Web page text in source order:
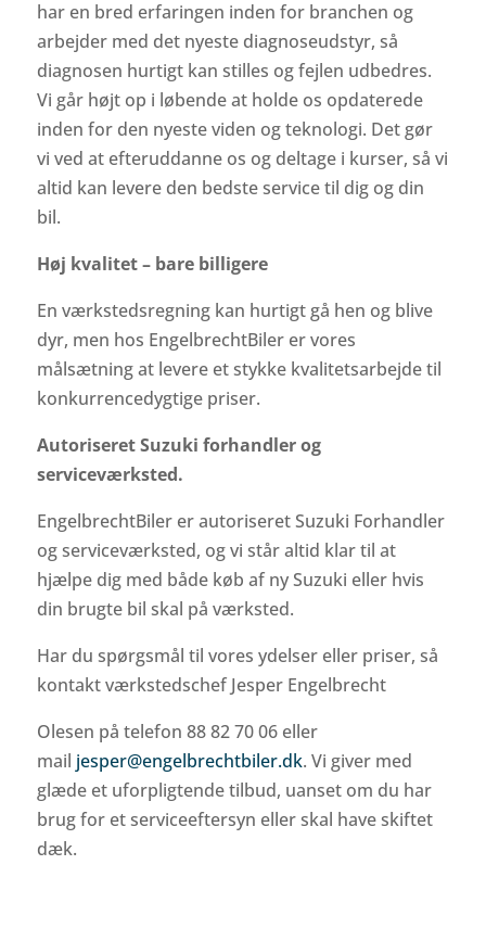
har en bred erfaringen inden for branchen og
arbejder med det nyeste diagnoseudstyr, så
diagnosen hurtigt kan stilles og fejlen udbedres.
Vi går højt op i løbende at holde os opdaterede
inden for den nyeste viden og teknologi. Det gør
vi ved at efteruddanne os og deltage i kurser, så vi
altid kan levere den bedste service til dig og din
bil.
Høj kvalitet – bare billigere
En værkstedsregning kan hurtigt gå hen og blive
dyr, men hos EngelbrechtBiler er vores
målsætning at levere et stykke kvalitetsarbejde til
konkurrencedygtige priser.
Autoriseret Suzuki forhandler og
serviceværksted.
EngelbrechtBiler er autoriseret Suzuki Forhandler
og serviceværksted, og vi står altid klar til at
hjælpe dig med både køb af ny Suzuki eller hvis
din brugte bil skal på værksted.
Har du spørgsmål til vores ydelser eller priser, så
kontakt værkstedschef Jesper Engelbrecht
Olesen på telefon 88 82 70 06 eller
mail jesper@engelbrechtbiler.dk. Vi giver med
glæde et uforpligtende tilbud, uanset om du har
brug for et serviceeftersyn eller skal have skiftet
dæk.